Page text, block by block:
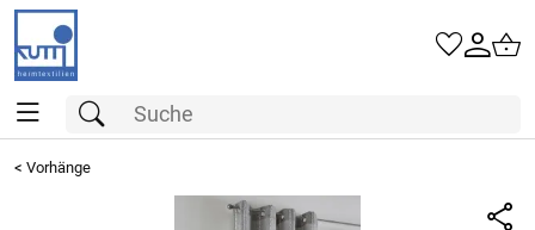
< Vorhänge